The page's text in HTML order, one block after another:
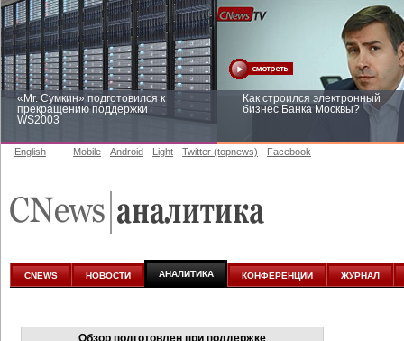
«Mr. Сумкин» подготовился к
прекращению поддержки
WS2003
Как строился электронный
бизнес Банка Москвы?
аналитике
English Mobile Android Light Twitter (topnews) Facebook
CNEWS НОВОСТИ АНАЛИТИКА КОНФЕРЕНЦИИ ЖУРНАЛ
Обзор подготовлен при поддержке